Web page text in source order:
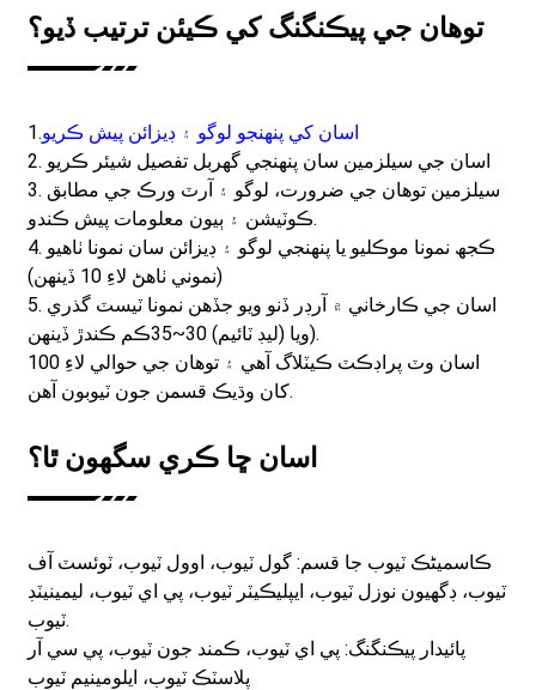
توهان جي پيڪنگنگ کي ڪيئن ترتيب ڏيو؟
1.اسان کي پنهنجو لوگو ۽ ڊيزائن پيش ڪريو
2. اسان جي سيلزمين سان پنهنجي گهربل تفصيل شيئر ڪريو
3. سيلزمين توهان جي ضرورت، لوگو ۽ آرٽ ورڪ جي مطابق
ڪوٽيشن ۽ ٻيون معلومات پيش ڪندو.
4. ڪجھ نمونا موڪليو يا پنھنجي لوگو ۽ ڊيزائن سان نمونا ٺاھيو
(نموني ٺاھڻ لاءِ 10 ڏينھن)
5. اسان جي ڪارخاني ۾ آرڊر ڏنو ويو جڏهن نمونا ٽيسٽ گذري
ويا (ليڊ ٽائيم)30
~3
5
ڪم ڪندڙ ڏينهن).
اسان وٽ پراڊڪٽ ڪيٽلاگ آهي ۽ توهان جي حوالي لاءِ 100
کان وڌيڪ قسمن جون ٽيوبون آهن.
اسان ڇا ڪري سگهون ٿا؟
ڪاسمیٹڪ ٽيوب جا قسم: گول ٽيوب، اوول ٽيوب، ٽوئسٽ آف
ٽيوب، ڊگھيون نوزل ​​ٽيوب، ايپليڪيٽر ٽيوب، پي اي ٽيوب، ليمينيٽڊ
ٽيوب.
پائيدار پيڪنگنگ: پي اي ٽيوب، ڪمند جون ٽيوب، پي سي آر
پلاسٽڪ ٽيوب، ايلومينيم ٽيوب